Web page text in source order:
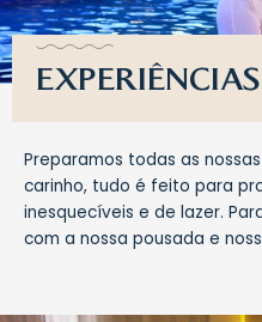
EXPERIÊNCIAS
Preparamos todas as
carinho, tudo é feito para
inesquecíveis e de lazer.
com a nossa pousada e